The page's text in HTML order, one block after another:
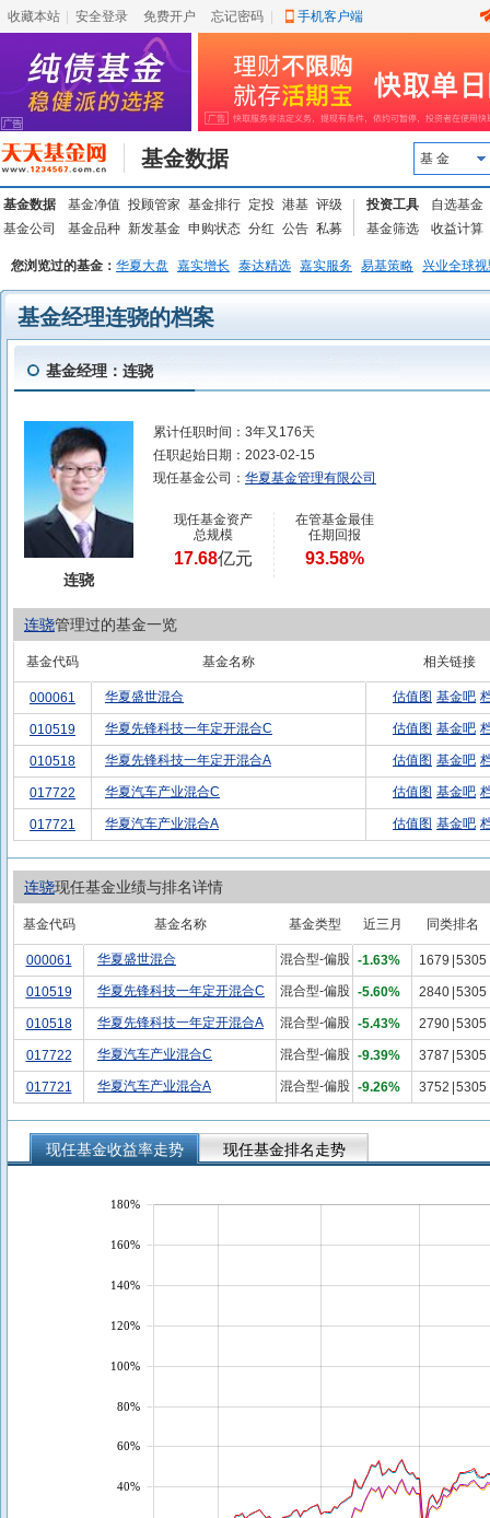
收藏本站 安全登录 免费开户 忘记密码 手机客户端
基金数据 基 金
基金数据 基金净值 投顾管家 基金排行 定投 港基 评级
基金公司
基金品种 新发基金 申购状态 分红 公告 私募
投资工具
自选基金
基金筛选
收益计算
您浏览过的基金： 华夏大盘 嘉实增长 泰达精选 嘉实服务 易基策略 兴业全球
基金经理连骁的档案
基金经理：连骁
连骁
累计任职时间： 3年又176天
任职起始日期： 2023-02-15
现任基金公司： 华夏基金管理有限公司
现任基金资产
总规模
17.68亿元
在管基金最佳
任期回报
93.58%
连骁管理过的基金一览
基金代码 基金名称 相关链接
000061 华夏盛世混合 估值图 基金吧
010519 华夏先锋科技一年定开混合C 估值图 基金吧
010518 华夏先锋科技一年定开混合A 估值图 基金吧
017722 华夏汽车产业混合C 估值图 基金吧
017721 华夏汽车产业混合A 估值图 基金吧
连骁现任基金业绩与排名详情
基金代码 基金名称 基金类型 近三月 同类排名
000061 华夏盛世混合 混合型-偏股 -1.63% 1679 5305
010519 华夏先锋科技一年定开混合C 混合型-偏股 -5.60% 2840 5305
010518 华夏先锋科技一年定开混合A 混合型-偏股 -5.43% 2790 5305
017722 华夏汽车产业混合C 混合型-偏股 -9.39% 3787 5305
017721 华夏汽车产业混合A 混合型-偏股 -9.26% 3752 5305
现任基金收益率走势 现任基金排名走势
40%
60%
80%
100%
120%
140%
160%
180%